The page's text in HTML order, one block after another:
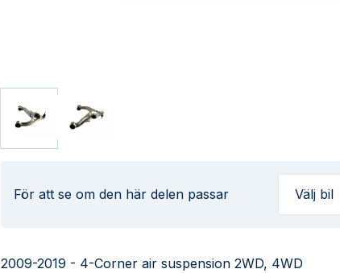
För att se om den här delen passar Välj bil
2009-2019 - 4-Corner air suspension 2WD, 4WD